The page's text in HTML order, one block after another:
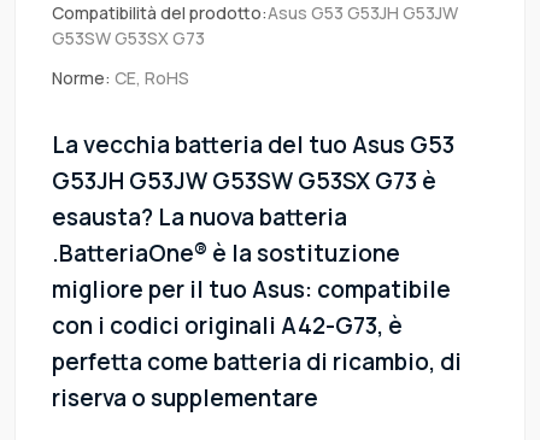
Compatibilità del prodotto:Asus G53 G53JH G53JW
G53SW G53SX G73
Norme: CE, RoHS
La vecchia batteria del tuo Asus G53
G53JH G53JW G53SW G53SX G73 è
esausta? La nuova batteria
.BatteriaOne® è la sostituzione
migliore per il tuo Asus: compatibile
con i codici originali A42-G73, è
perfetta come batteria di ricambio, di
riserva o supplementare